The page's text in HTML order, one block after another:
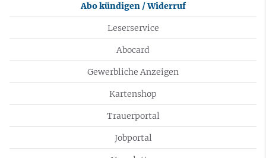
Abo kündigen / Widerruf
Leserservice
Abocard
Gewerbliche Anzeigen
Kartenshop
Trauerportal
Jobportal